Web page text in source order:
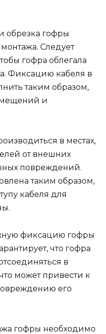
обрезка гофры
Следует
гофра облегала
Фиксацию кабеля в
таким образом,
и
в местах,
от внешних
повреждений.
таким образом,
кабеля для
фиксацию гофры
что гофра
в
может привести к
его
гофры необходимо